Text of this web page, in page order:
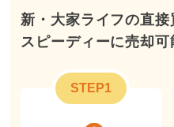
新・大家ライフの直
スピーディーに売却可
STEP1